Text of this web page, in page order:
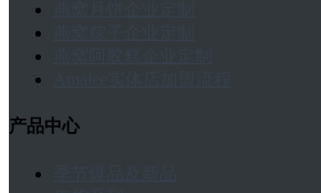
产品中心